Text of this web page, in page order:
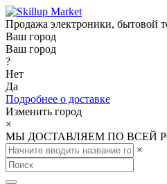
Продажа электроники, бытовой
Ваш город
Ваш город
?
Нет
Да
Подробнее о доставке
Изменить город
×
МЫ ДОСТАВЛЯЕМ ПО ВСЕЙ
×